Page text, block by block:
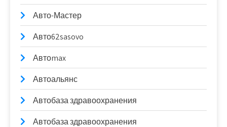
Авто-Мастер
Авто62sasovo
Автоmax
Автоальянс
Автобаза здравоохранения
Автобаза здравоохранения